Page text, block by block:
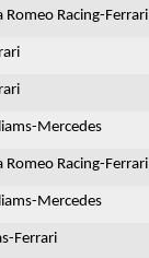
Romeo Racing-Ferrari
Mercedes
Romeo Racing-Ferrari
Mercedes
Ferrari